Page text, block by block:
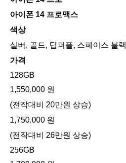
아이폰 14 프로맥스
색상
실버, 골드, 딥퍼플, 스페이스 블랙
가격
128GB
1,550,000 원
(전작대비 20만원 상승)
1,750,000 원
(전작대비 26만원 상승)
256GB